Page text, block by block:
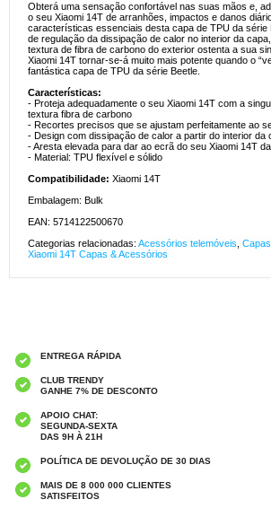
Obterá uma sensação confortável nas suas mãos e,
o seu Xiaomi 14T de arranhões, impactos e danos
características essenciais desta capa de TPU da série
de regulação da dissipação de calor no interior da
textura de fibra de carbono do exterior ostenta a sua
Xiaomi 14T tornar-se-á muito mais potente quando o
fantástica capa de TPU da série Beetle.
Características:
- Proteja adequadamente o seu Xiaomi 14T com a
textura fibra de carbono
- Recortes precisos que se ajustam perfeitamente ao
- Design com dissipação de calor a partir do interior da
- Aresta elevada para dar ao ecrã do seu Xiaomi 14T
- Material: TPU flexível e sólido
Compatibilidade: Xiaomi 14T
Embalagem: Bulk
EAN: 5714122500670
Categorias relacionadas: Acessórios telemóveis
Xiaomi 14T Capas & Acessórios
ENTREGA RÁPIDA
CLUB TRENDY
GANHE 7% DE DESCONTO
APOIO CHAT:
SEGUNDA-SEXTA
DAS 9H À 21H
POLÍTICA DE DEVOLUÇÃO DE 30 DIAS
MAIS DE 8 000 000 CLIENTES
SATISFEITOS